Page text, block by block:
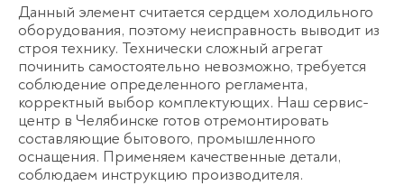
Данный элемент считается сердцем холодильного
оборудования, поэтому неисправность выводит из
строя технику. Технически сложный агрегат
починить самостоятельно невозможно, требуется
соблюдение определенного регламента,
корректный выбор комплектующих. Наш сервис-
центр в Челябинске готов отремонтировать
составляющие бытового, промышленного
оснащения. Применяем качественные детали,
соблюдаем инструкцию производителя.